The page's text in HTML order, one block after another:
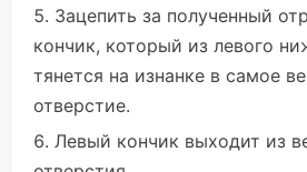
Зацепить за полученный
кончик, который из левого
тянется на изнанке в самое
отверстие.
Левый кончик выходит из